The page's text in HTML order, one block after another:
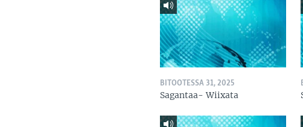
BITOOTESSA 31, 2025
Sagantaa- Wiixata